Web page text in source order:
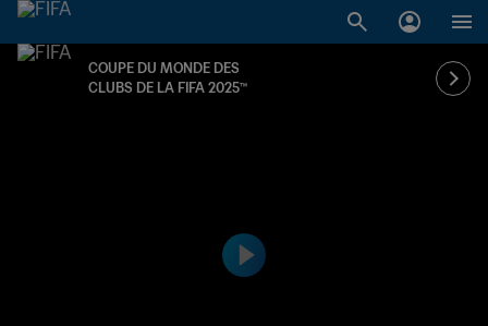
COUPE DU MONDE DES
CLUBS DE LA FIFA 2025™